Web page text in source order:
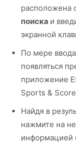
расположена
поиска и
экранной
По мере
появляться
приложение
Sports &
Найдя в
нажмите на
информацией